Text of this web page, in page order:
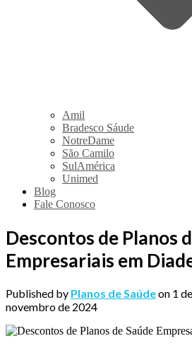
Amil
Bradesco Sáude
NotreDame
São Camilo
SulAmérica
Unimed
Blog
Fale Conosco
Descontos de Planos
Empresariais em
Published by Planos de Saúdeon 1
novembro de 2024